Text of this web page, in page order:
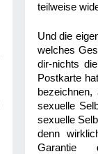
teilweise
Und die
welches
dir-nichts
Postkarte
sexuelle
sexuelle
denn